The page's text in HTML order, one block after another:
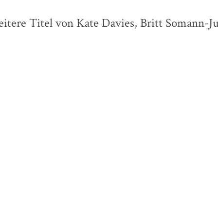
Titel von Kate Davies, Britt Somann-